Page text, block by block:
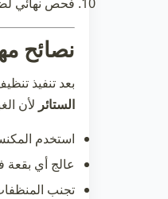
نصائح
بعد تنفيذ
الستائر لأن
استخدم
عالج أي
تجنب